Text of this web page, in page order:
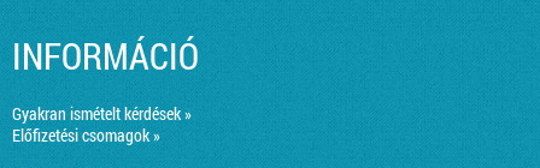
INFORMÁCIÓ
Gyakran ismételt kérdések »
Előfizetési csomagok »